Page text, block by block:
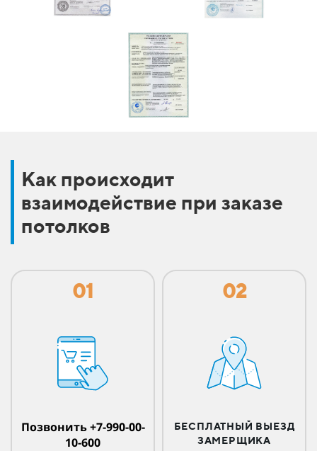
Как происходит
взаимодействие при заказе
потолков
01
Позвонить +7-990-00-
10-600
02
БЕСПЛАТНЫЙ ВЫЕЗД
ЗАМЕРЩИКА